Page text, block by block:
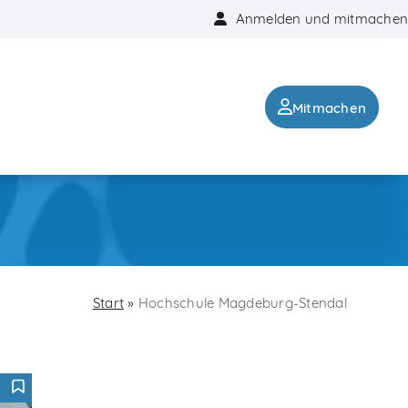
Anmelden und mitmachen
Mitmachen
Start » Hochschule Magdeburg-Stendal